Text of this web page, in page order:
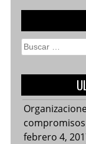
Buscar:
febrero 4,